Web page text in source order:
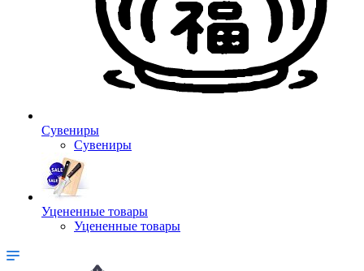
Сувениры
Сувениры
Уцененные товары
Уцененные товары